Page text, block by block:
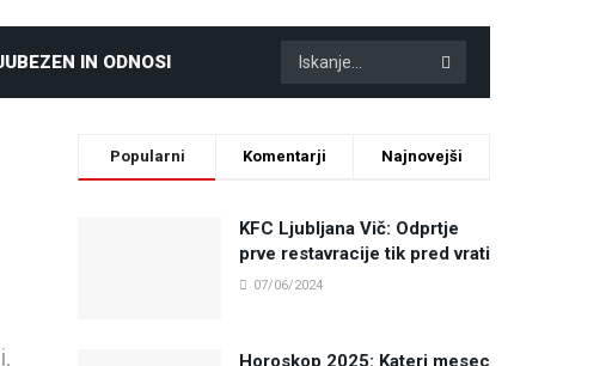
IN ODNOSI
Popularni Komentarji Najnovejši
KFC Ljubljana Vič: Odprtje
prve restavracije tik pred vrati
07/06/2024
Horoskop 2025: Kateri mesec